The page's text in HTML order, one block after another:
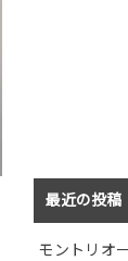
最近の投稿
モントリオ